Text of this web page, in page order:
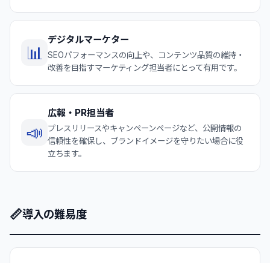
📊
デジタルマーケター
SEOパフォーマンスの向上や、コンテンツ品質の維持・
改善を目指すマーケティング担当者にとって有用です。
📣
広報・PR担当者
プレスリリースやキャンペーンページなど、公開情報の
信頼性を確保し、ブランドイメージを守りたい場合に役
立ちます。
📏導入の難易度